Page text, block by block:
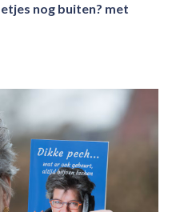
nog buiten? met